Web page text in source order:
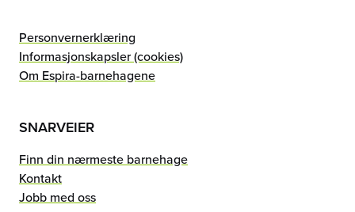
Personvernerklæring
Informasjonskapsler (cookies)
Om Espira-barnehagene
SNARVEIER
Finn din nærmeste barnehage
Kontakt
Jobb med oss